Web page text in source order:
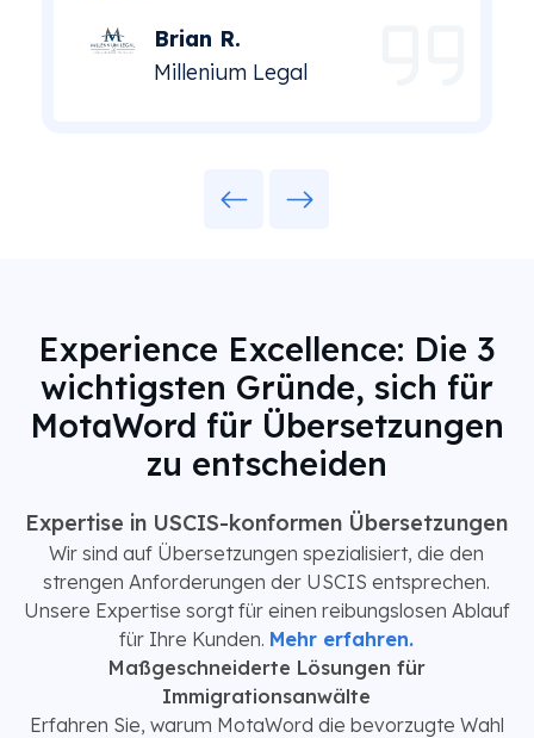
Brian R.
Millenium Legal
Experience Excellence: Die 3
wichtigsten Gründe, sich für
MotaWord für Übersetzungen
zu entscheiden
Expertise in USCIS-konformen Übersetzungen
Wir sind auf Übersetzungen spezialisiert, die den
strengen Anforderungen der USCIS entsprechen.
Unsere Expertise sorgt für einen reibungslosen Ablauf
für Ihre Kunden. Mehr erfahren.
Maßgeschneiderte Lösungen für
Immigrationsanwälte
Erfahren Sie, warum MotaWord die bevorzugte Wahl